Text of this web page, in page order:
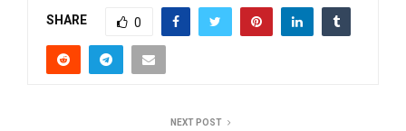
SHARE 0
NEXT POST